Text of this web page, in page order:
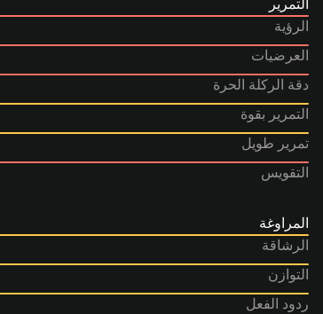
التمرير
الرؤية
العرضيات
دقة الركلة الحرة
التمرير بقوة
تمرير طويل
التقويس
المراوغة
الرشاقة
التوازن
ردود الفعل